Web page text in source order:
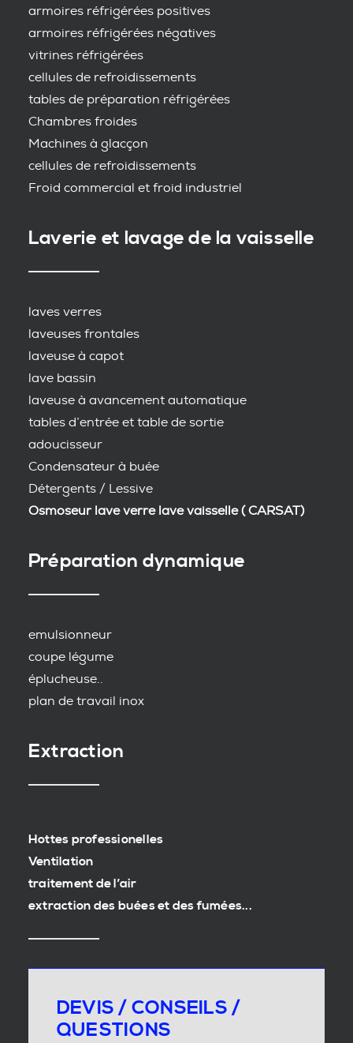
armoires réfrigérées positives
armoires réfrigérées négatives
vitrines réfrigérées
cellules de refroidissements
tables de préparation réfrigérées
Chambres froides
Machines à glacçon
cellules de refroidissements
Froid commercial et froid industriel
Laverie et lavage de la vaisselle
laves verres
laveuses frontales
laveuse à capot
lave bassin
laveuse à avancement automatique
tables d’entrée et table de sortie
adoucisseur
Condensateur à buée
Détergents / Lessive
Osmoseur lave verre lave vaisselle ( CARSAT)
Préparation dynamique
emulsionneur
coupe légume
éplucheuse..
plan de travail inox
Extraction
Hottes professionelles
Ventilation
traitement de l’air
extraction des buées et des fumées...
DEVIS / CONSEILS /
QUESTIONS